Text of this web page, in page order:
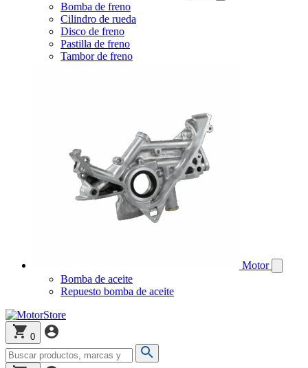
Bomba de freno
Cilindro de rueda
Disco de freno
Pastilla de freno
Tambor de freno
Motor
Bomba de aceite
Repuesto bomba de aceite
0